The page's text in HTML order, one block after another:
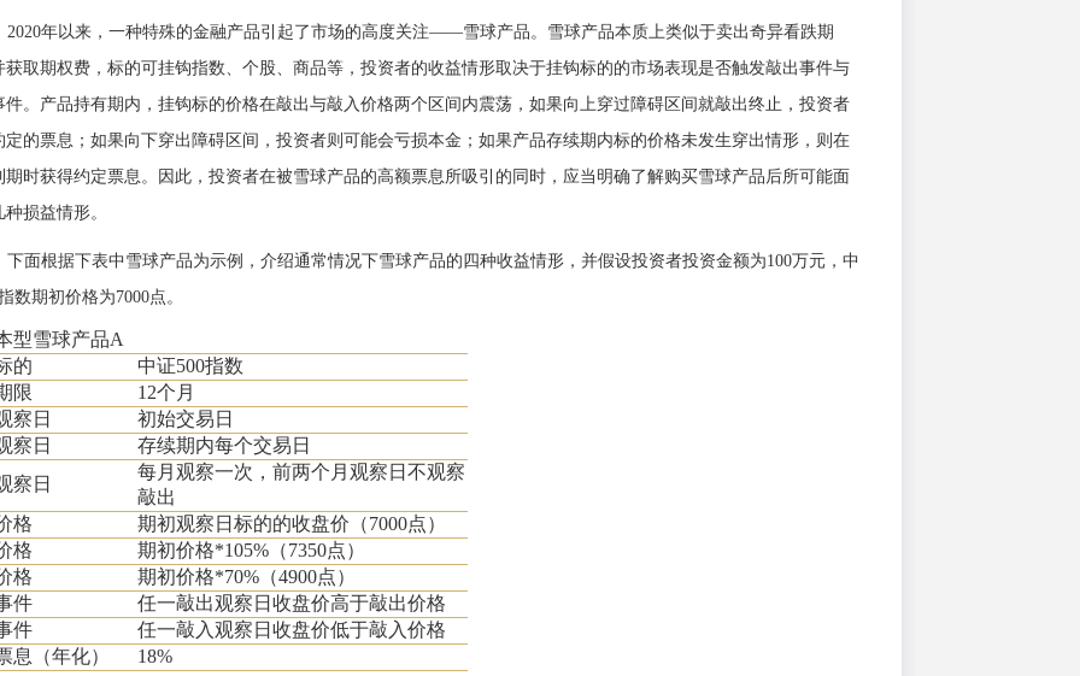
2020年以来，一种特殊的金融产品引起了市场的高度关注——雪球产品。雪球产品本质上类似于卖出奇异看跌期
获取期权费，标的可挂钩指数、个股、商品等，投资者的收益情形取决于挂钩标的的市场表现是否触发敲出事件与
件。产品持有期内，挂钩标的价格在敲出与敲入价格两个区间内震荡，如果向上穿过障碍区间就敲出终止，投资者
定的票息；如果向下穿出障碍区间，投资者则可能会亏损本金；如果产品存续期内标的价格未发生穿出情形，则在
期时获得约定票息。因此，投资者在被雪球产品的高额票息所吸引的同时，应当明确了解购买雪球产品后所可能面
损益情形。
下面根据下表中雪球产品为示例，介绍通常情况下雪球产品的四种收益情形，并假设投资者投资金额为100万元，中
数期初价格为7000点。
型雪球产品A
的
中证500指数
限
12个月
察日
初始交易日
察日
存续期内每个交易日
察日
每月观察一次，前两个月观察日不观察
敲出
格
期初观察日标的的收盘价（7000点）
格
期初价格*105%（7350点）
格
期初价格*70%（4900点）
件
任一敲出观察日收盘价高于敲出价格
件
任一敲入观察日收盘价低于敲入价格
息（年化）
18%